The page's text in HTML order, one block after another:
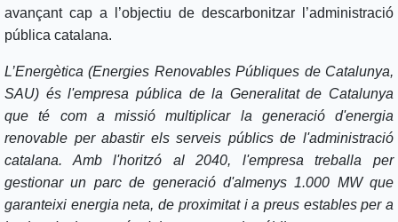
avançant cap a l’objectiu de descarbonitzar l’administració
pública catalana.
L’Energètica (Energies Renovables Públiques de Catalunya,
SAU) és l'empresa pública de la Generalitat de Catalunya
que té com a missió multiplicar la generació d'energia
renovable per abastir els serveis públics de l'administració
catalana. Amb l'horitzó al 2040, l'empresa treballa per
gestionar un parc de generació d'almenys 1.000 MW que
garanteixi energia neta, de proximitat i a preus estables per a